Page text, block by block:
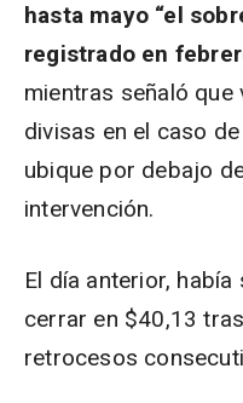
hasta mayo “el
registrado en
mientras señaló
divisas en el caso
ubique por debajo
intervención.
El día anterior,
cerrar en $40,13
retrocesos